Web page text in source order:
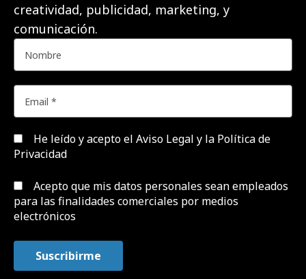
creatividad, publicidad, marketing, y
comunicación.
He leído y acepto el Aviso Legal y la Política de
Privacidad
Acepto que mis datos personales sean empleados
para las finalidades comerciales por medios
electrónicos